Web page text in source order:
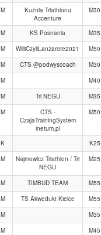
M
Kuźnia Triathlonu
Accenture
M30
M KS Posnania
M35
M WilliCzyliLanzarote2021
M50
M CTS @podwyscoach
M30
M
M40
M Tri NEGU
M35
M
CTS -
CzajaTrainingSystem
inetum.pl
M50
K
K25
M
Najmowicz Triathlon / Tri
NEGU
M25
M TIMBUD TEAM
M55
M TS Akwedukt Kielce
M55
M
M35
M
M45